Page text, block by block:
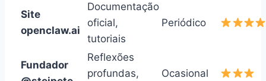
Site
openclaw.ai
Documentação
oficial,
tutoriais
Periódico
Fundador
Reflexões
profundas,
Ocasional